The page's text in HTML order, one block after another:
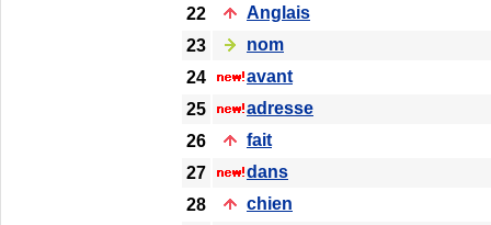
22
Anglais
23
nom
24
avant
25
adresse
26
fait
27
dans
28
chien